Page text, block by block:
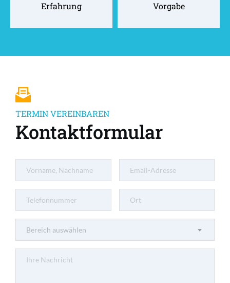
Erfahrung
Vorgabe
TERMIN VEREINBAREN
Kontaktformular
Bereich auswählen